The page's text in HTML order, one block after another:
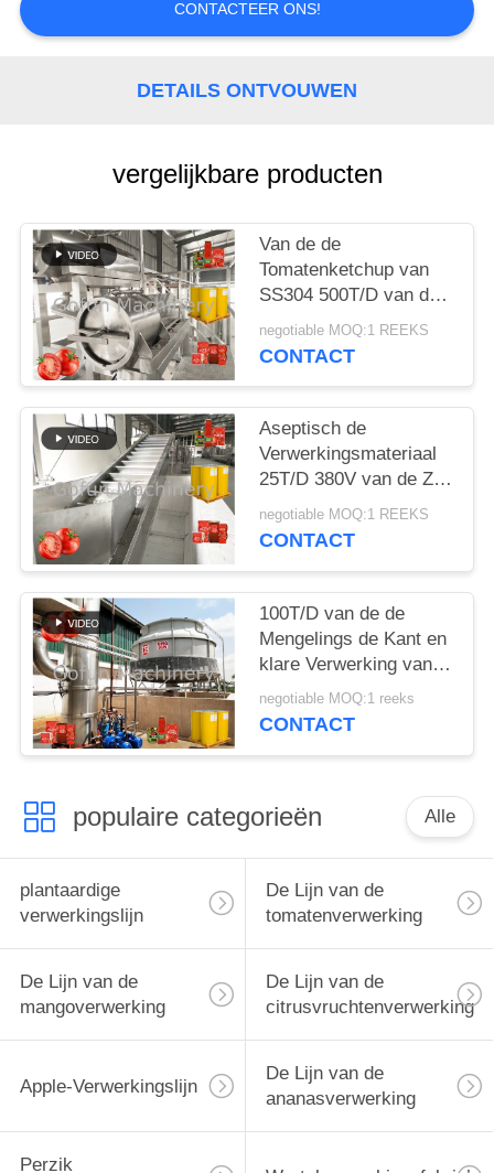
GEVALLEN
CITAAT
SITEMAP
PRIVACYBELEID
CONTACTEER ONS!
DETAILS ONTVOUWEN
vergelijkbare producten
Van de de
Tomatenketchup van
SS304 500T/D van de
de Verwerkingslijn
Aseptische de Zakken
negotiable MOQ:1 REEKS
CONTACT
Aseptisch de
Verwerkingsmateriaal
25T/D 380V van de Zak
Automatisch
Tomatenpuree
negotiable MOQ:1 REEKS
CONTACT
100T/D van de de
Mengelings de Kant en
klare Verwerking van
de tomatenketchup
Dienst van het de
negotiable MOQ:1 reeks
CONTACT
populaire categorieën Alle
plantaardige
verwerkingslijn
De Lijn van de
tomatenverwerking
De Lijn van de
mangoverwerking
De Lijn van de
citrusvruchtenverwerking
Apple-Verwerkingslijn
De Lijn van de
ananasverwerking
Perzik